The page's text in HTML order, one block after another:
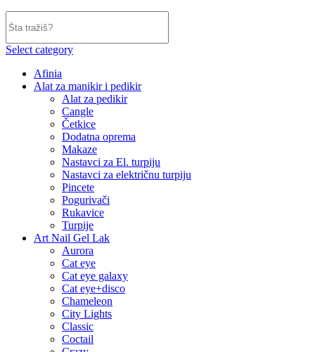
Select category
Afinia
Alat za manikir i pedikir
Alat za pedikir
Cangle
Četkice
Dodatna oprema
Makaze
Nastavci za El. turpiju
Nastavci za električnu turpiju
Pincete
Pogurivači
Rukavice
Turpije
Art Nail Gel Lak
Aurora
Cat eye
Cat eye galaxy
Cat eye+disco
Chameleon
City Lights
Classic
Coctail